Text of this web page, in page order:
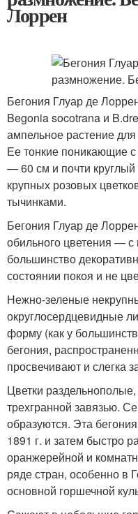
Лоррен
Бегония Глуар де
Begonia socotrana и
ампельное растение
Ее тонкие поникающие с
— 60 см и почти
крупных розовых
тычинками.
Бегония Глуар де
обильного цветения —
большинство
состоянии покоя и не
Нежно-зеленые
округлосердцевидные
форму (как у
бегония,
просвечивают и слегка
Цветки
трехгранной завязью.
образуются. Эта
1891 г. и затем быстро
оранжерейной и
ряде стран, особенно в
основной горшечной